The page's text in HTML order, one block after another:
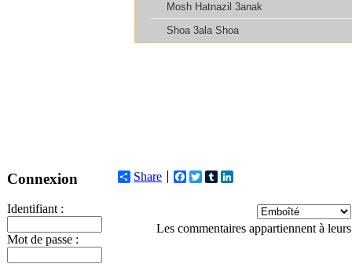
Connexion
Identifiant :
Mot de passe :
Share Facebook
TwitterTumblr
Les commentaires appartiennent à